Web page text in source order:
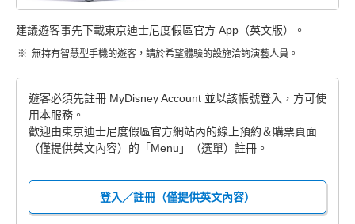
建議遊客事先下載東京迪士尼度假區官方 App（英文版）。
無持有智慧型手機的遊客，請於希望體驗的設施洽詢演藝人員。
遊客必須先註冊 MyDisney Account 並以該帳號登入，方可使
用本服務。
歡迎由東京迪士尼度假區官方網站內的線上預約＆購票頁面
（僅提供英文內容）的「Menu」（選單）註冊。
登入／註冊（僅提供英文內容）